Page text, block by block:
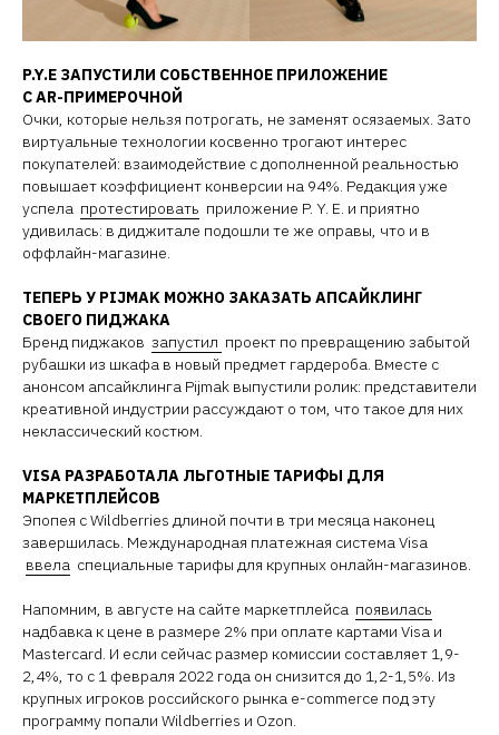
P.Y.E ЗАПУСТИЛИ СОБСТВЕННОЕ ПРИЛОЖЕНИЕ
С AR-ПРИМЕРОЧНОЙ
Очки, которые нельзя потрогать, не заменят осязаемых. Зато
виртуальные технологии косвенно трогают интерес
покупателей: взаимодействие с дополненной реальностью
повышает коэффициент конверсии на 94%. Редакция уже
успела протестировать приложение P. Y. E. и приятно
удивилась: в диджитале подошли те же оправы, что и в
оффлайн-магазине.
ТЕПЕРЬ У PIJMAK МОЖНО ЗАКАЗАТЬ АПСАЙКЛИНГ
СВОЕГО ПИДЖАКА
Бренд пиджаков запустил проект по превращению забытой
рубашки из шкафа в новый предмет гардероба. Вместе с
анонсом апсайклинга Pijmak выпустили ролик: представители
креативной индустрии рассуждают о том, что такое для них
неклассический костюм.
VISA РАЗРАБОТАЛА ЛЬГОТНЫЕ ТАРИФЫ ДЛЯ
МАРКЕТПЛЕЙСОВ
Эпопея с Wildberries длиной почти в три месяца наконец
завершилась. Международная платежная система Visa
ввела специальные тарифы для крупных онлайн-магазинов.
Напомним, в августе на сайте маркетплейса появилась
надбавка к цене в размере 2% при оплате картами Visa и
Mastercard. И если сейчас размер комиссии составляет 1,9-
2,4%, то с 1 февраля 2022 года он снизится до 1,2-1,5%. Из
крупных игроков российского рынка e-commerce под эту
программу попали Wildberries и Ozon.